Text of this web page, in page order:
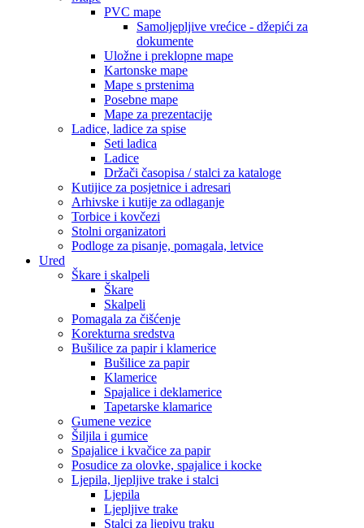
PVC mape
Samoljepljive vrećice - džepići za
dokumente
Uložne i preklopne mape
Kartonske mape
Mape s prstenima
Posebne mape
Mape za prezentacije
Ladice, ladice za spise
Seti ladica
Ladice
Držači časopisa / stalci za kataloge
Kutijice za posjetnice i adresari
Arhivske i kutije za odlaganje
Torbice i kovčezi
Stolni organizatori
Podloge za pisanje, pomagala, letvice
Ured
Škare i skalpeli
Škare
Skalpeli
Pomagala za čišćenje
Korekturna sredstva
Bušilice za papir i klamerice
Bušilice za papir
Klamerice
Spajalice i deklamerice
Tapetarske klamarice
Gumene vezice
Šiljila i gumice
Spajalice i kvačice za papir
Posudice za olovke, spajalice i kocke
Ljepila, ljepljive trake i stalci
Ljepila
Ljepljive trake
Stalci za ljepivu traku